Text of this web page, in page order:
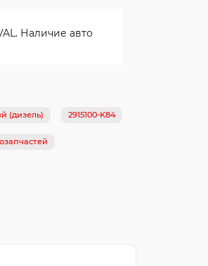
Наличие авто
(дизель) 2915100-K84